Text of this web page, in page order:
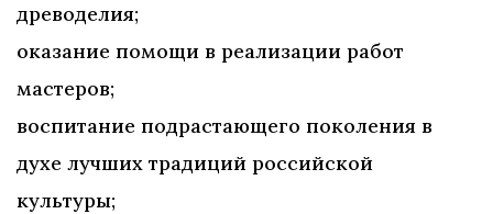
древоделия;
оказание помощи в реализации работ
мастеров;
воспитание подрастающего поколения в
духе лучших традиций российской
культуры;